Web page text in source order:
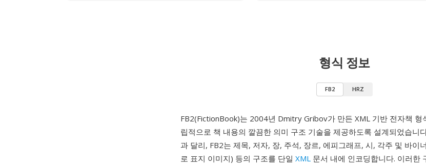
형식 정보
FB2 HRZ
FB2(FictionBook)는 2004년 Dmitry Gribov가 만든 XML 기반 전자책 형
립적으로 책 내용의 깔끔한 의미 구조 기술을 제공하도록 설계되었습니
과 달리, FB2는 제목, 저자, 장, 주석, 장르, 에피그래프, 시, 각주 및 바이
로 표지 이미지) 등의 구조를 단일 XML 문서 내에 인코딩합니다. 이러한